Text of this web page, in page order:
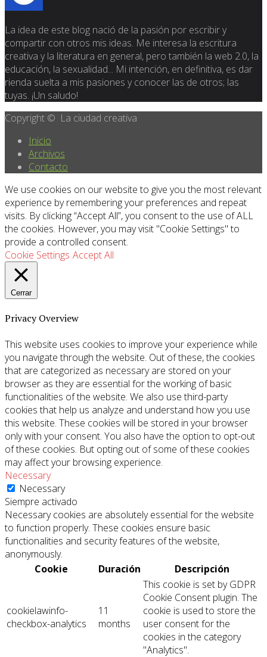
La idea de este blog nació de la pasión por escribir y
compartir con otros mis ideas. Me interesa la escritura
creativa y la literatura en general, pero también la web 2.0, la
educación, la sexualidad... Mi intención, en definitiva, es dar
rienda suelta a mis pasiones y conocer las de otros; las
tuyas. ¡Un saludo!
Copyright © La ciudad creativa
Inicio
Archivos
Contacto
We use cookies on our website to give you the most relevant
experience by remembering your preferences and repeat
visits. By clicking “Accept All”, you consent to the use of ALL
the cookies. However, you may visit "Cookie Settings" to
provide a controlled consent.
Cookie Settings Accept All
Cerrar
Privacy Overview
This website uses cookies to improve your experience while
you navigate through the website. Out of these, the cookies
that are categorized as necessary are stored on your
browser as they are essential for the working of basic
functionalities of the website. We also use third-party
cookies that help us analyze and understand how you use
this website. These cookies will be stored in your browser
only with your consent. You also have the option to opt-out
of these cookies. But opting out of some of these cookies
may affect your browsing experience.
Necessary
Necessary
Siempre activado
Necessary cookies are absolutely essential for the website
to function properly. These cookies ensure basic
functionalities and security features of the website,
anonymously.
Cookie
Duración Descripción
cookielawinfo-
checkbox-analytics
11
months
This cookie is set by GDPR
Cookie Consent plugin. The
cookie is used to store the
user consent for the
cookies in the category
"Analytics".